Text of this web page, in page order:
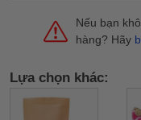
Nếu bạn
hàng? Hãy
Lựa chọn khác: